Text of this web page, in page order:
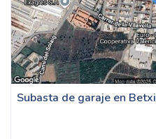
Subasta de garaje en Betxi